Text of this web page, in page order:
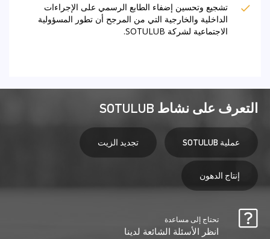
تشجيع وتحسين إضفاء الطابع الرسمي على الإجراءات
الداخلية والخارجية التي من المرجح أن تطور المسؤولية
الاجتماعية لشركة SOTULUB.
التعرف على نشاط SOTULUB
عملية SOTULUB تجديد الزيت
إنتاج الدهون
تحتاج إلى مساعدة
انظر الأسئلة الشائعة لدينا